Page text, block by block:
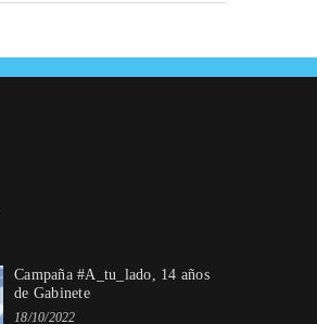
Campaña #A_tu_lado, 14 años
de Gabinete
18/10/2022